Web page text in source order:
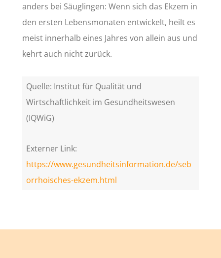
anders bei Säuglingen: Wenn sich das Ekzem in
den ersten Lebensmonaten entwickelt, heilt es
meist innerhalb eines Jahres von allein aus und
kehrt auch nicht zurück.
Quelle: Institut für Qualität und
Wirtschaftlichkeit im Gesundheitswesen
(IQWiG)
Externer Link:
https://www.gesundheitsinformation.de/seb
orrhoisches-ekzem.html